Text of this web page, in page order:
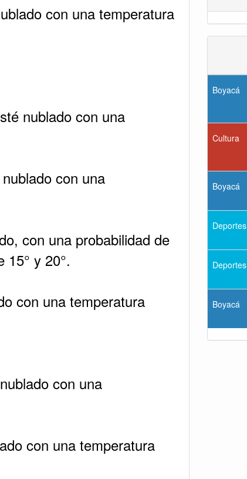
con una temperatura
nublado con una
con una
con una probabilidad de
15° y 20°.
con una temperatura
con una
con una temperatura
Boyacá
Cultura
Boyacá
Deportes
Deportes
Boyacá